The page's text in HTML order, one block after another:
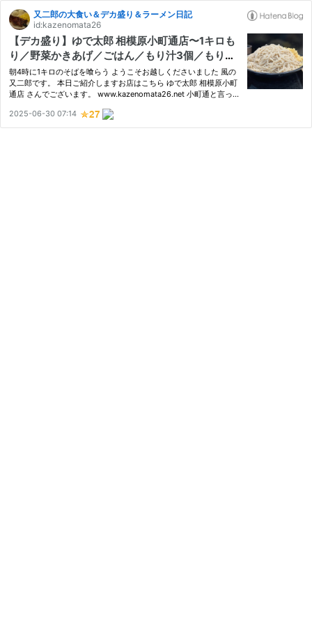
又二郎の大食い＆デカ盛り＆ラーメン日記
id:kazenomata26
【デカ盛り】ゆで太郎 相模原小町通店〜1キロも
り／野菜かきあげ／ごはん／もり汁3個／もり汁
増量無料／セルフかきあげ丼／江戸切りそば／ゆ
で太郎システム〜
朝4時に1キロのそばを喰らう ようこそお越しくださいました 風の
又二郎です。 本日ご紹介しますお店はこちら ゆで太郎 相模原小町
通店 さんでございます。 www.kazenomata26.net 小町通と言って
いててよかったゆで太郎さん、ゆで太郎さんは基本24時間営業な
の…
2025-06-30 07:14